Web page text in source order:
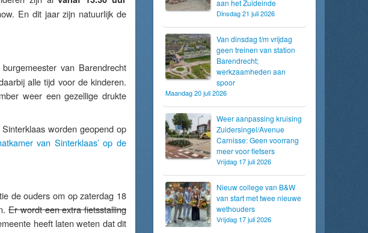
En dit jaar zijn natuurlijk de
van Barendrecht
alle tijd voor de kinderen.
weer een gezellige drukte
worden geopend op
van Sinterklaas’ op de
de ouders om op zaterdag 18
Er wordt een extra fietsstalling
heeft laten weten dat dit
aan het Zuideinde
Dinsdag 21 juli 2026
Van dinsdag t/m vrijdag
geen treinen van station
Barendrecht;
werkzaamheden aan
spoor
Maandag 20 juli 2026
Weer aanpassing kruising
Zuidersingel/Avenue
Carnisse: Geen voorrang
meer voor fietsers
Vrijdag 17 juli 2026
Nieuw college van B&W
van start met twee nieuwe
wethouders
Vrijdag 17 juli 2026